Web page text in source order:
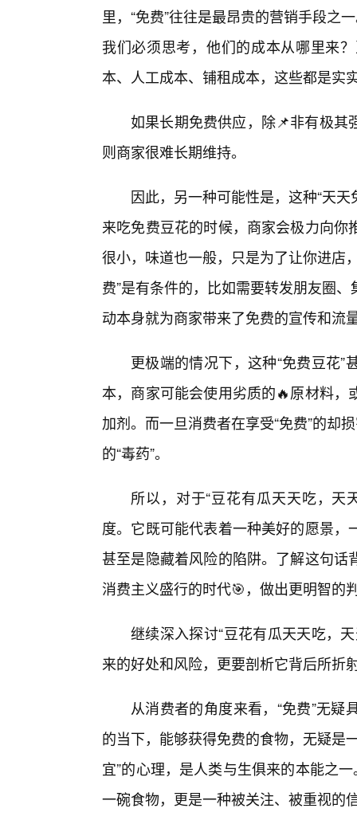
里，“免费”往往是最昂贵的营销手段之
我们必须思考，他们的成本从哪里来
本、人工成本、铺租成本，这些都是实
如果长期免费供应，除📌非有极其
则商家很难长期维持。
因此，另一种可能性是，这种“天
来吃免费豆花的时候，商家会极力向
很小，味道也一般，只是为了让你进店
费”是有条件的，比如需要转发朋友圈
动本身就为商家带来了免费的宣传和流
更极端的情况下，这种“免费豆花
本，商家可能会使用劣质的🔥原材料
加剂。而一旦消费者在享受“免费”的却
的“毒药”。
所以，对于“豆花有瓜天天吃，天
度。它既可能代表着一种美好的愿景
甚至是隐藏着风险的陷阱。了解这句
消费主义盛行的时代🎯，做出更明智的
继续深入探讨“豆花有瓜天天吃，
来的好处和风险，更要剖析它背后所折
从消费者的角度来看，“免费”无
的当下，能够获得免费的食物，无疑是
宜”的心理，是人类与生俱来的本能之
一碗食物，更是一种被关注、被重视的